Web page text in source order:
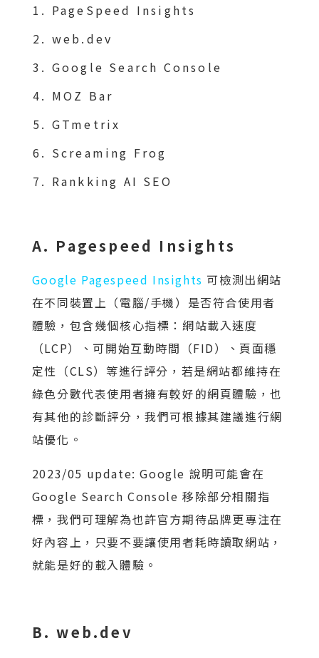
PageSpeed Insights
web.dev
Google Search Console
MOZ Bar
GTmetrix
Screaming Frog
Rankking AI SEO
A. Pagespeed Insights
Google Pagespeed Insights 可檢測出網站
在不同裝置上（電腦/手機）是否符合使用者
體驗，包含幾個核心指標：網站載入速度
（LCP）、可開始互動時間（FID）、頁面穩
定性（CLS）等進行評分，若是網站都維持在
綠色分數代表使用者擁有較好的網頁體驗，也
有其他的診斷評分，我們可根據其建議進行網
站優化。
2023/05 update: Google 說明可能會在
Google Search Console 移除部分相關指
標，我們可理解為也許官方期待品牌更專注在
好內容上，只要不要讓使用者耗時讀取網站，
就能是好的載入體驗。
B. web.dev